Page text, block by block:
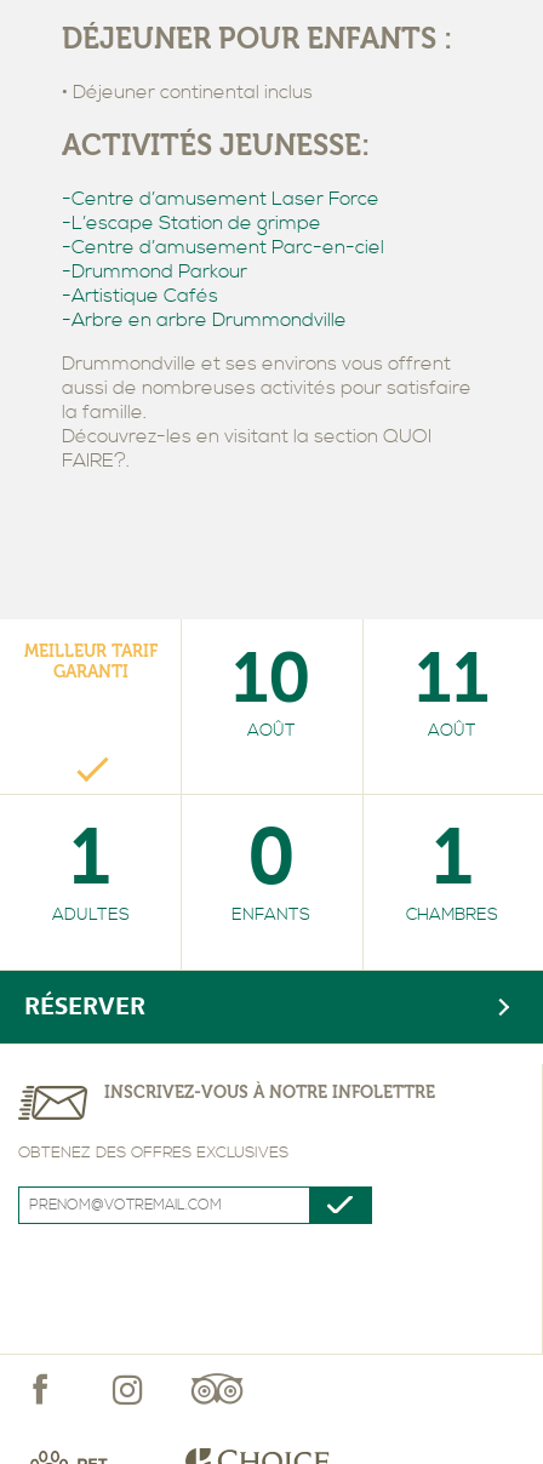
DÉJEUNER POUR ENFANTS :
• Déjeuner continental inclus
ACTIVITÉS JEUNESSE:
-Centre d’amusement Laser Force
-L’escape Station de grimpe
-Centre d’amusement Parc-en-ciel
-Drummond Parkour
-Artistique Cafés
-Arbre en arbre Drummondville
Drummondville et ses environs vous offrent
aussi de nombreuses activités pour satisfaire
la famille.
Découvrez-les en visitant la section QUOI
FAIRE?.
MEILLEUR TARIF
GARANTI
10
AOÛT
11
AOÛT
1
ADULTES
0
ENFANTS
1
CHAMBRES
RÉSERVER
INSCRIVEZ-VOUS À NOTRE INFOLETTRE
OBTENEZ DES OFFRES EXCLUSIVES